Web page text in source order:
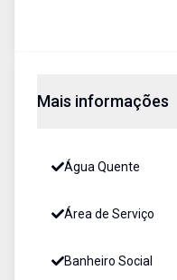
Mais informações
Água Quente
Área de Serviço
Banheiro Social